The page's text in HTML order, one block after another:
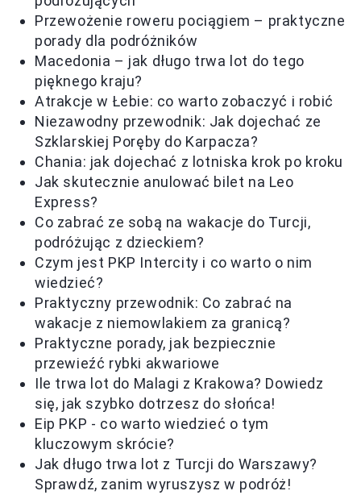
Przewożenie roweru pociągiem – praktyczne
porady dla podróżników
Macedonia – jak długo trwa lot do tego
pięknego kraju?
Atrakcje w Łebie: co warto zobaczyć i robić
Niezawodny przewodnik: Jak dojechać ze
Szklarskiej Poręby do Karpacza?
Chania: jak dojechać z lotniska krok po kroku
Jak skutecznie anulować bilet na Leo
Express?
Co zabrać ze sobą na wakacje do Turcji,
podróżując z dzieckiem?
Czym jest PKP Intercity i co warto o nim
wiedzieć?
Praktyczny przewodnik: Co zabrać na
wakacje z niemowlakiem za granicą?
Praktyczne porady, jak bezpiecznie
przewieźć rybki akwariowe
Ile trwa lot do Malagi z Krakowa? Dowiedz
się, jak szybko dotrzesz do słońca!
Eip PKP - co warto wiedzieć o tym
kluczowym skrócie?
Jak długo trwa lot z Turcji do Warszawy?
Sprawdź, zanim wyruszysz w podróż!